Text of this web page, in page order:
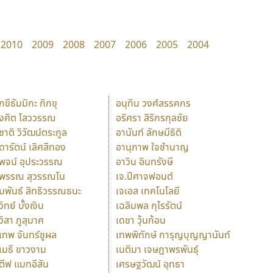
2010 2009 2008 2007 2006 2005 2004
ขีธัมมิกะ ภิกขุ
ศิต ไสววรรณ
าติ วิวัฒน์ตระกูล
ารัตน์ เลิศสีทอง
จน์ อุประวรรณ
รรณ สุวรรณโน
พันธ์ สิทธิวรรณธนะ
ทย์ บั้งเงิน
สา ภูสุมาศ
ทพ จันทร์ชูผล
มธี ขาวงาม
ฟ แมทอีสัน
อนุทิน วงศ์สรรคกร
อริศรา สิริกรกุลชัย
อานันท์ ลักษมีธิติ
อานุภาพ ใจชำนาญ
อาวิน อินทรังษี
เจ.ปีศาจฟอนต์
เจเอส เทคโนโลยี
เฉลิมพล กุไรรัตน์
เดชา วุ้นก้อน
เทพพิทักษ์ การุญบุญญานันท์
เนติมา เจษฎาพรพันธุ์
เศรษฐวัฒน์ อุทธา